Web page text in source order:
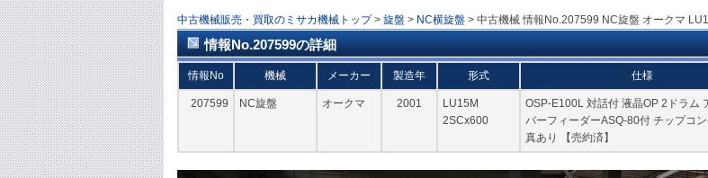
中古機械販売・買取のミサカ機械トップ > 旋盤 > NC横旋盤 > 中古機械 情報No.207599 NC旋盤 オークマ
情報No.207599の詳細
情報No 機械 メーカー 製造年 形式 仕様
207599 NC旋盤 オークマ 2001
LU15M
2SCx600
OSP-E100L 対話付 液晶OP 2ドラム
バーフィーダーASQ-80付 チップコ
真あり 【売約済】